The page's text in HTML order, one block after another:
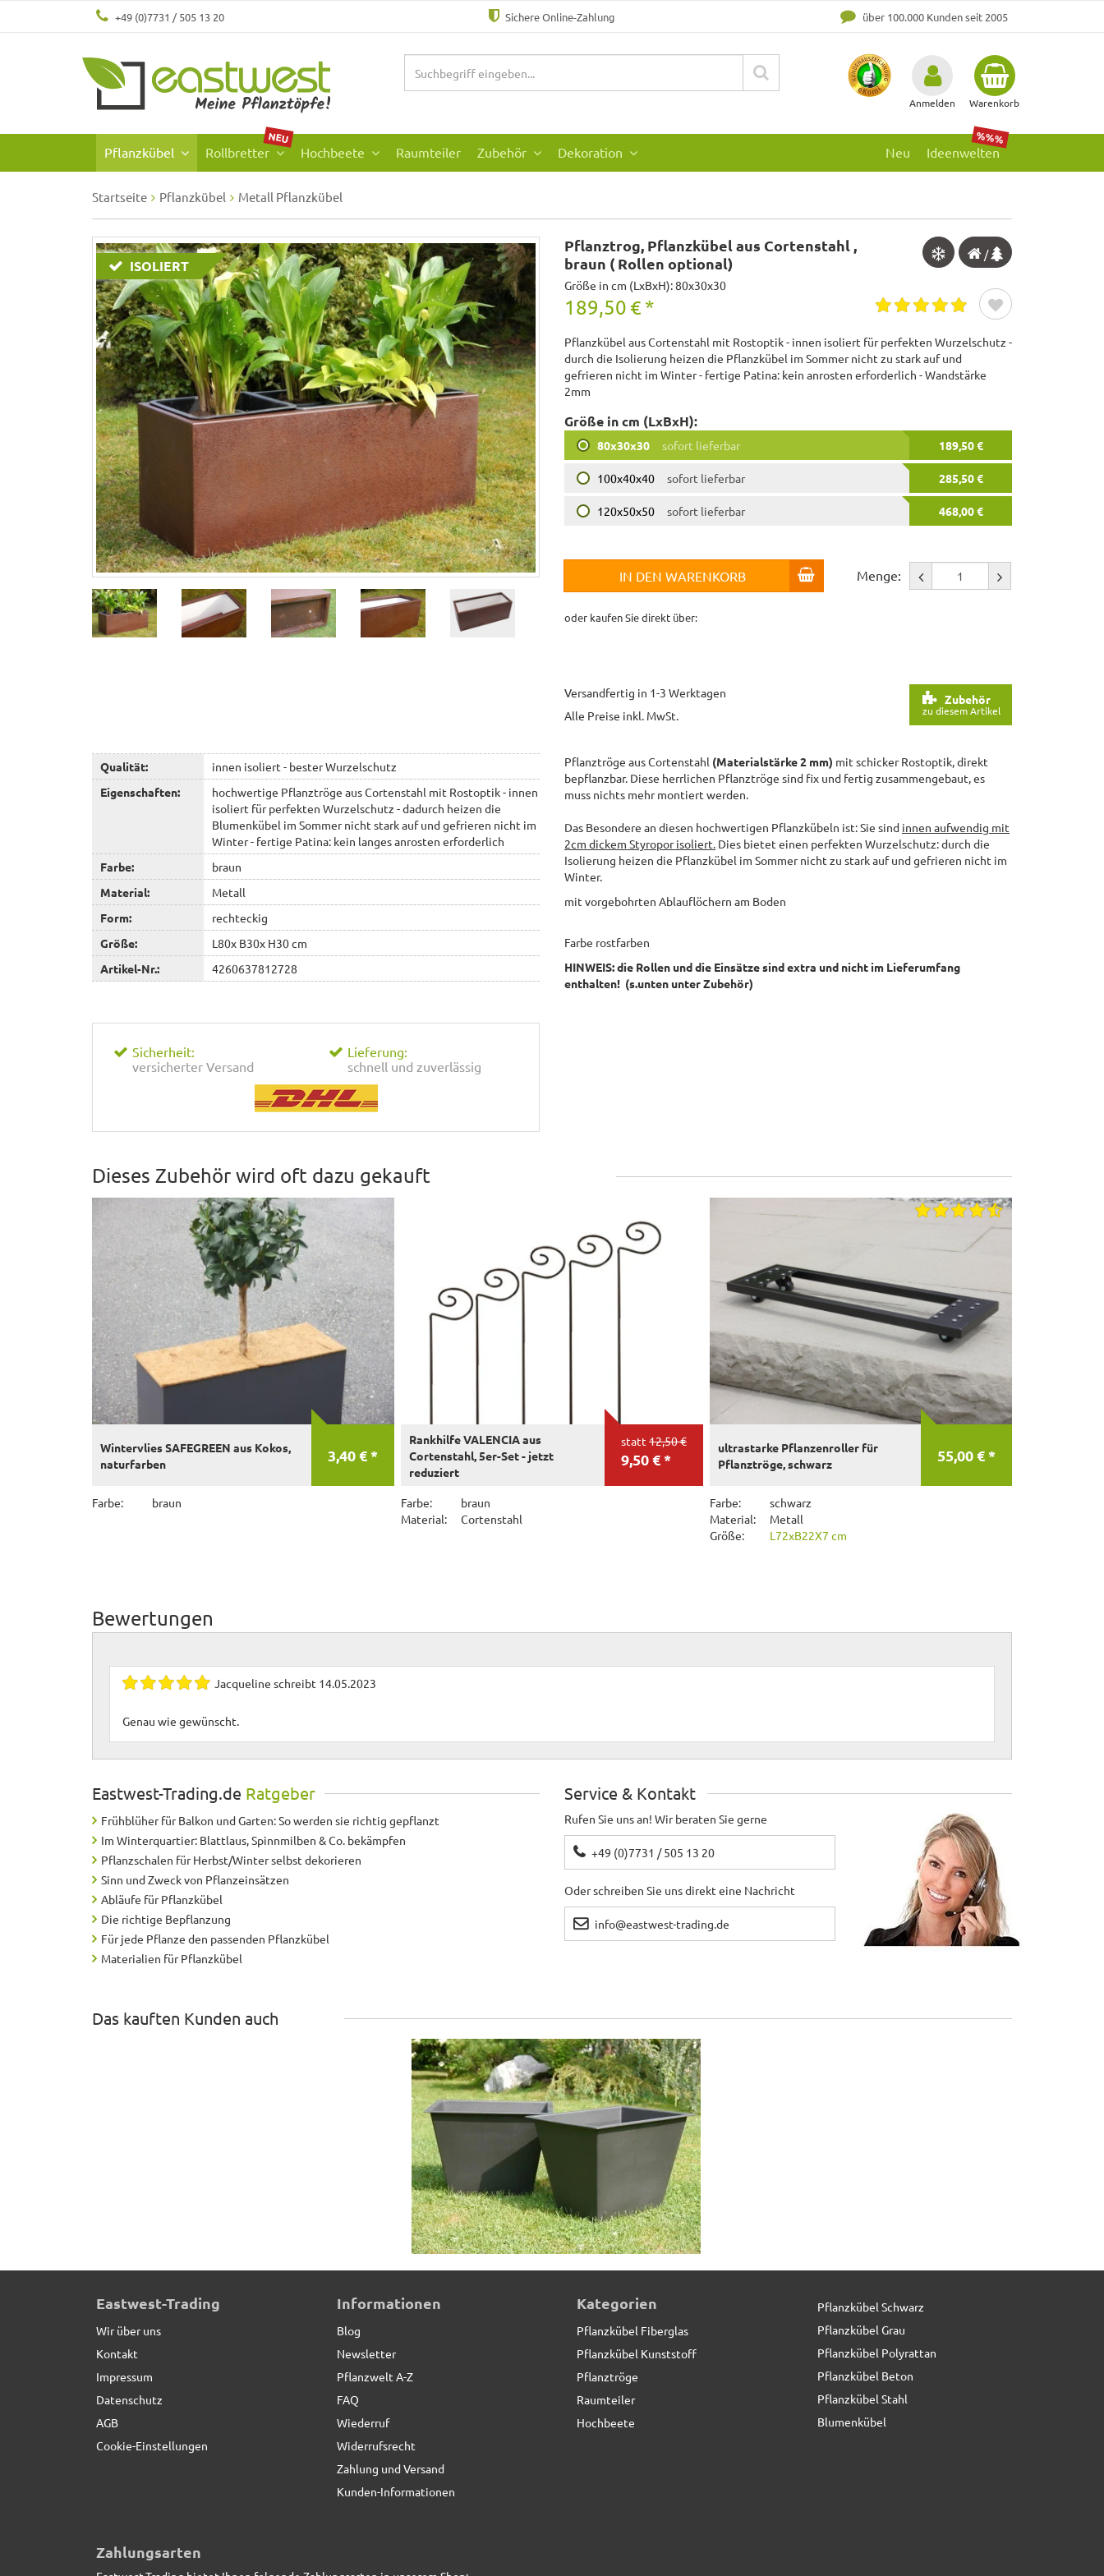
+49 (0)7731 / 505 13 20 Sichere Online-Zahlung über 100.000 Kunden seit 2005
Anmelden Warenkorb
Pflanzkübel Rollbretter
NEU
Hochbeete Raumteiler Zubehör Dekoration Ideenwelten
%%%
Neu
Startseite Pflanzkübel Metall Pflanzkübel
ISOLIERT
Pflanztrog, Pflanzkübel aus Cortenstahl ,
braun ( Rollen optional)
Größe in cm (LxBxH): 80x30x30
/
189,50 € *
Pflanzkübel aus Cortenstahl mit Rostoptik - innen isoliert für perfekten Wurzelschutz -
durch die Isolierung heizen die Pflanzkübel im Sommer nicht zu stark auf und
gefrieren nicht im Winter - fertige Patina: kein anrosten erforderlich - Wandstärke
2mm
Größe in cm (LxBxH):
80x30x30 189,50 €
sofort lieferbar
100x40x40 285,50 €
sofort lieferbar
120x50x50 468,00 €
sofort lieferbar
IN DEN WARENKORB Menge:
oder kaufen Sie direkt über:
Zubehör
zu diesem Artikel
Versandfertig in 1-3 Werktagen
Alle Preise inkl. MwSt.
Qualität:
innen isoliert - bester Wurzelschutz
Eigenschaften:
hochwertige Pflanztröge aus Cortenstahl mit Rostoptik - innen
isoliert für perfekten Wurzelschutz - dadurch heizen die
Blumenkübel im Sommer nicht stark auf und gefrieren nicht im
Winter - fertige Patina: kein langes anrosten erforderlich
Farbe:
braun
Material:
Metall
Form:
rechteckig
Größe:
L80x B30x H30 cm
Artikel-Nr.:
4260637812728
Sicherheit:
versicherter Versand
Lieferung:
schnell und zuverlässig
Pflanztröge aus Cortenstahl (Materialstärke 2 mm) mit schicker Rostoptik, direkt
bepflanzbar. Diese herrlichen Pflanztröge sind fix und fertig zusammengebaut, es
muss nichts mehr montiert werden.
Das Besondere an diesen hochwertigen Pflanzkübeln ist: Sie sind innen aufwendig mit
2cm dickem Styropor isoliert. Dies bietet einen perfekten Wurzelschutz: durch die
Isolierung heizen die Pflanzkübel im Sommer nicht zu stark auf und gefrieren nicht im
Winter.
mit vorgebohrten Ablauflöchern am Boden
Farbe rostfarben
HINWEIS: die Rollen und die Einsätze sind extra und nicht im Lieferumfang
enthalten! (s.unten unter Zubehör)
Dieses Zubehör wird oft dazu gekauft
3,40 € *
Wintervlies SAFEGREEN aus Kokos,
naturfarben
Farbe: braun
statt 12,50 €
9,50 € *
Rankhilfe VALENCIA aus
Cortenstahl, 5er-Set - jetzt
reduziert
Farbe:
braun
Material:
Cortenstahl
55,00 € *
ultrastarke Pflanzenroller für
Pflanztröge, schwarz
Farbe:
schwarz
Material:
Metall
Größe:
L72xB22X7 cm
Bewertungen
Jacqueline schreibt 14.05.2023
Genau wie gewünscht.
Eastwest-Trading.de Ratgeber
Frühblüher für Balkon und Garten: So werden sie richtig gepflanzt
Im Winterquartier: Blattlaus, Spinnmilben & Co. bekämpfen
Pflanzschalen für Herbst/Winter selbst dekorieren
Sinn und Zweck von Pflanzeinsätzen
Abläufe für Pflanzkübel
Die richtige Bepflanzung
Für jede Pflanze den passenden Pflanzkübel
Materialien für Pflanzkübel
Service & Kontakt
Rufen Sie uns an! Wir beraten Sie gerne
+49 (0)7731 / 505 13 20
Oder schreiben Sie uns direkt eine Nachricht
info@eastwest-trading.de
Das kauften Kunden auch
2er-Set Pflanzeinsätze L49x B38x H31cm
Eastwest-Trading
Wir über uns
Kontakt
Impressum
Datenschutz
AGB
Cookie-Einstellungen
Informationen
Blog
Newsletter
Pflanzwelt A-Z
FAQ
Wiederruf
Widerrufsrecht
Zahlung und Versand
Kunden-Informationen
Kategorien
Pflanzkübel Fiberglas
Pflanzkübel Kunststoff
Pflanztröge
Raumteiler
Hochbeete
Pflanzkübel Schwarz
Pflanzkübel Grau
Pflanzkübel Polyrattan
Pflanzkübel Beton
Pflanzkübel Stahl
Blumenkübel
Zahlungsarten